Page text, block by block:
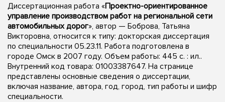
Диссертационная работа «Проектно-ориентированное
управление производством работ на региональной сети
автомобильных дорог», автор — Боброва, Татьяна
Викторовна, относится к типу: докторская диссертация
по специальности 05.23.11. Работа подготовлена в
городе Омск в 2007 году. Объем работы: 445 с. : ил..
Внутренний код товара: 01003387647. На странице
представлены основные сведения о диссертации,
включая название, автора, год, город, тип работы и шифр
специальности.